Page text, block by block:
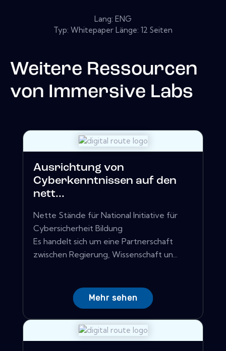
Lang: ENG
Typ: Whitepaper Länge: 12 Seiten
Weitere Ressourcen
von Immersive Labs
Ausrichtung von
Cyberkenntnissen auf den
nett...
Nette Stände für National Initiative für
Cybersicherheit Bildung
Es handelt sich um eine Partnerschaft
zwischen Regierung, Wissenschaft un...
Mehr sehen